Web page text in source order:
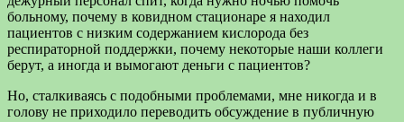
больному, почему в ковидном стационаре я находил
пациентов с низким содержанием кислорода без
респираторной поддержки, почему некоторые наши коллеги
берут, а иногда и вымогают деньги с пациентов?
Но, сталкиваясь с подобными проблемами, мне никогда и в
голову не приходило переводить обсуждение в публичную